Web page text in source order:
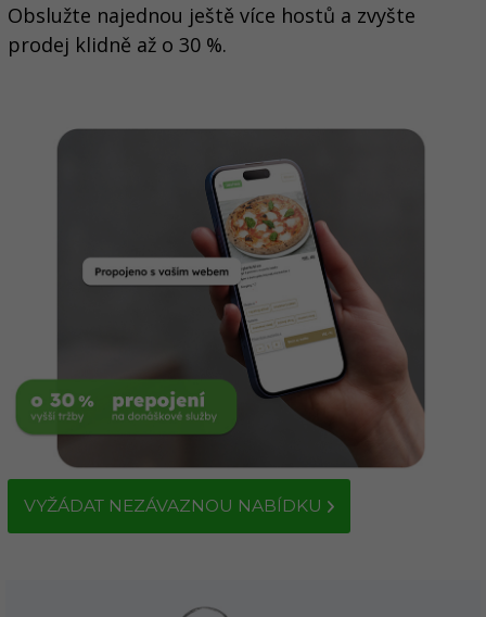
Obslužte najednou ještě více hostů a zvyšte
prodej klidně až o 30 %.
VYŽÁDAT NEZÁVAZNOU NABÍDKU